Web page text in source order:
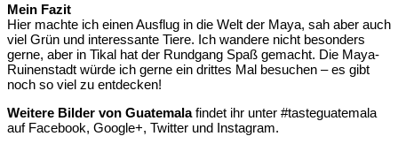
Mein Fazit
Hier machte ich einen Ausflug in die Welt der Maya, sah aber auch
viel Grün und interessante Tiere. Ich wandere nicht besonders
gerne, aber in Tikal hat der Rundgang Spaß gemacht. Die Maya-
Ruinenstadt würde ich gerne ein drittes Mal besuchen – es gibt
noch so viel zu entdecken!
Weitere Bilder von Guatemalafindet ihr unter #tasteguatemala
auf Facebook, Google+, Twitter und Instagram.